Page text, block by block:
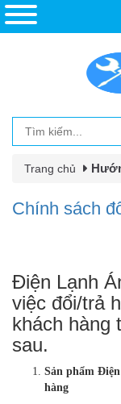
Trang chủ
Chính sách
Điện Lạnh
việc đổi/trả
khách hàng
sau.
Sản phẩm
hàng